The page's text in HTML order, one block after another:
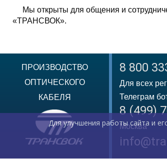
Мы открыты для общения и
«ТРАНСВОК».
ПРОИЗВОДСТВО
ОПТИЧЕСКОГО
КАБЕЛЯ
8 800
Для всех
Телеграм
8 (499)
Москва
Для улучшения работы сайта и